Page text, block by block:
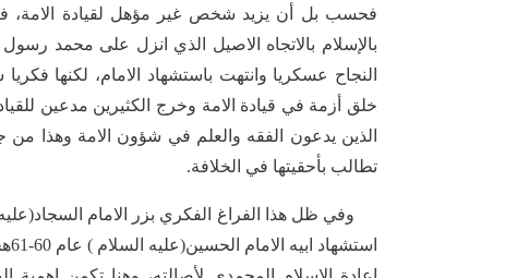
فحسب بل أن يزيد شخص غير مؤهل لقيادة الامة،
بالإسلام بالاتجاه الاصيل الذي انزل على محمد
النجاح عسكريا وانتهت باستشهاد الامام، لكنها
خلق أزمة في قيادة الامة وخرج الكثيرين مدعين
الذين يدعون الفقه والعلم في شؤون الامة وهذا من
تطالب بأحقيتها في الخلافة.
وفي ظل هذا الفراغ الفكري بزر الامام